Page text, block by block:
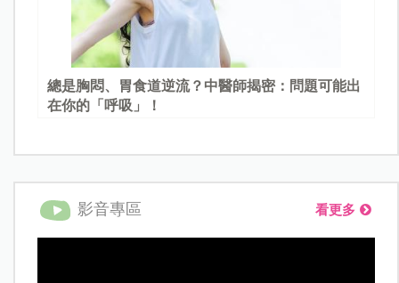
總是胸悶、胃食道逆流？中醫師揭密：問題可能出
在你的「呼吸」！
影音專區 看更多